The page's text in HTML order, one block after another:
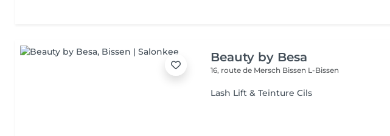
Beauty by Besa
16, route de Mersch Bissen L-Bissen
Lash Lift & Teinture Cils